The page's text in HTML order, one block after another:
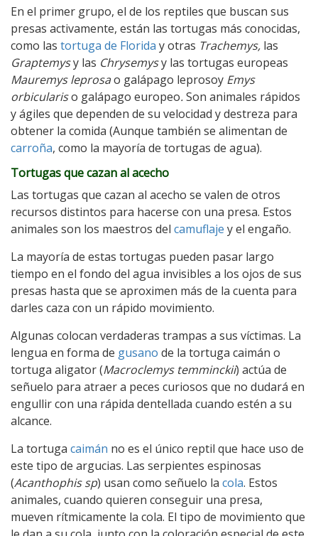
En el primer grupo, el de los reptiles que buscan sus
presas activamente, están las tortugas más conocidas,
como las tortuga de Florida y otras Trachemys, las
Graptemysy las Chrysemysy las tortugas europeas
Mauremys leprosao galápago leprosoy Emys
orbiculariso galápago europeo.Son animales rápidos
y ágiles que dependen de su velocidad y destreza para
obtener la comida (Aunque también se alimentan de
carroña, como la mayoría de tortugas de agua).
Tortugas que cazan al acecho
Las tortugas que cazan al acecho se valen de otros
recursos distintos para hacerse con una presa. Estos
animales son los maestros del camuflaje y el engaño.
La mayoría de estas tortugas pueden pasar largo
tiempo en el fondo del agua invisibles a los ojos de sus
presas hasta que se aproximen más de la cuenta para
darles caza con un rápido movimiento.
Algunas colocan verdaderas trampas a sus víctimas. La
lengua en forma de gusano de la tortuga caimán o
tortuga aligator (Macroclemys temminckii) actúa de
señuelo para atraer a peces curiosos que no dudará en
engullir con una rápida dentellada cuando estén a su
alcance.
La tortuga caimán no es el único reptil que hace uso de
este tipo de argucias. Las serpientes espinosas
(Acanthophis sp) usan como señuelo la cola. Estos
animales, cuando quieren conseguir una presa,
mueven rítmicamente la cola. El tipo de movimiento que